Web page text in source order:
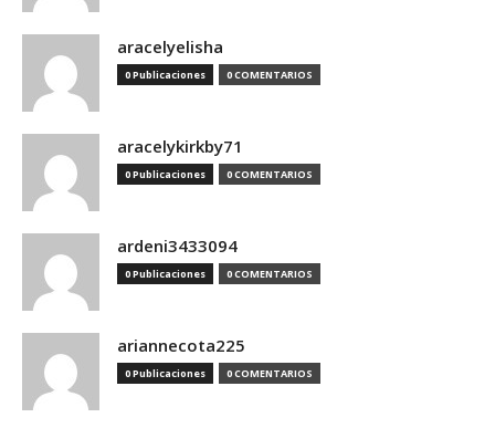
aracelyelisha
0 Publicaciones 0 COMENTARIOS
aracelykirkby71
0 Publicaciones 0 COMENTARIOS
ardeni3433094
0 Publicaciones 0 COMENTARIOS
ariannecota225
0 Publicaciones 0 COMENTARIOS